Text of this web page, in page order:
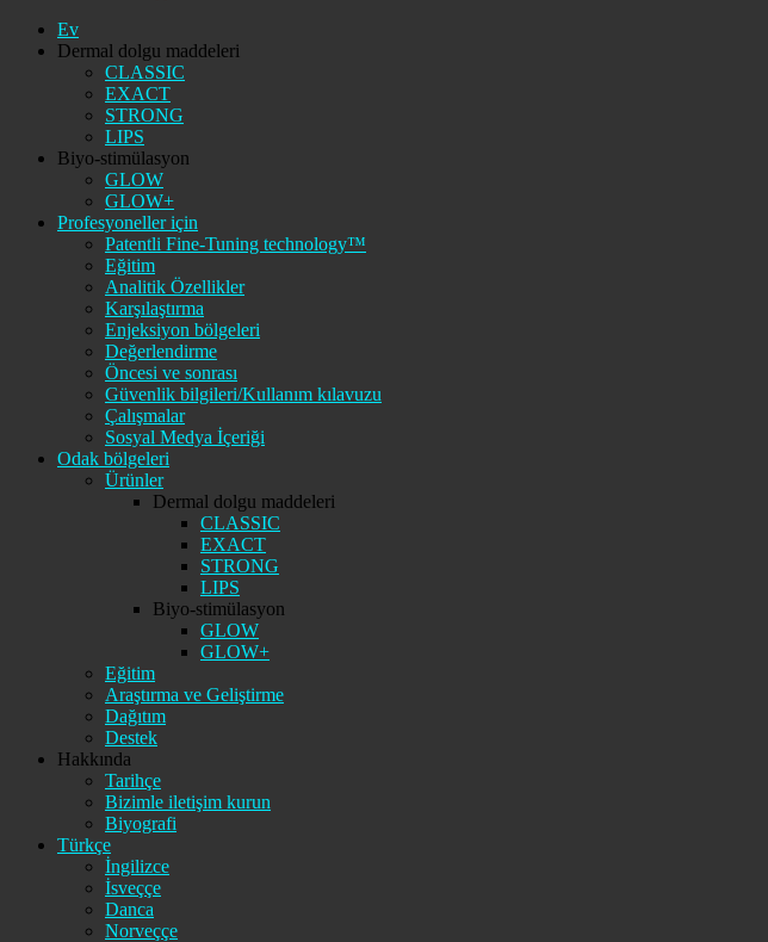
Ev
Dermal dolgu maddeleri
CLASSIC
EXACT
STRONG
LIPS
Biyo-stimülasyon
GLOW
GLOW+
Profesyoneller için
Patentli Fine-Tuning technology™
Eğitim
Analitik Özellikler
Karşılaştırma
Enjeksiyon bölgeleri
Değerlendirme
Öncesi ve sonrası
Güvenlik bilgileri/Kullanım kılavuzu
Çalışmalar
Sosyal Medya İçeriği
Odak bölgeleri
Ürünler
Dermal dolgu maddeleri
CLASSIC
EXACT
STRONG
LIPS
Biyo-stimülasyon
GLOW
GLOW+
Eğitim
Araştırma ve Geliştirme
Dağıtım
Destek
Hakkında
Tarihçe
Bizimle iletişim kurun
Biyografi
Türkçe
İngilizce
İsveççe
Danca
Norveççe